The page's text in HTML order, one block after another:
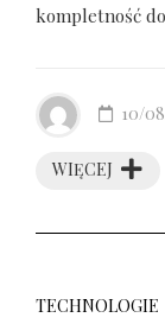
kompletność
WIĘCEJ
10/
TECHNOLOGIE